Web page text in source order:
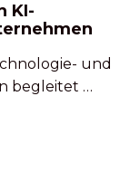
KI-
und
begleitet …